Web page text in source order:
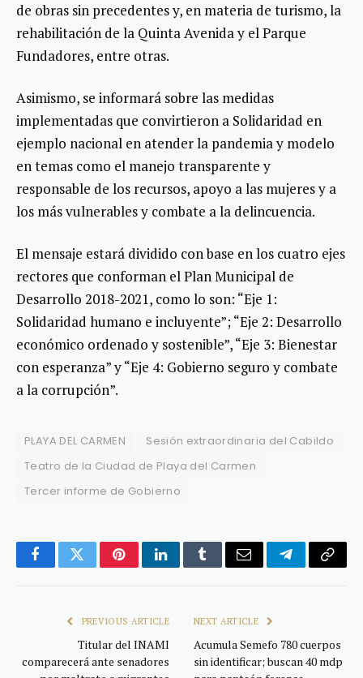
de obras sin precedentes y, en materia de turismo, la
rehabilitación de la Quinta Avenida y el Parque
Fundadores, entre otras.
Asimismo, se informará sobre las medidas
implementadas que convirtieron a Solidaridad en
ejemplo nacional en atender la pandemia y modelo
en temas como el manejo transparente y
responsable de los recursos, apoyo a las mujeres y a
los más vulnerables y combate a la delincuencia.
El mensaje estará dividido con base en los cuatro ejes
rectores que conforman el Plan Municipal de
Desarrollo 2018-2021, como lo son: “Eje 1:
Solidaridad humano e incluyente”; “Eje 2: Desarrollo
económico ordenado y sostenible”, “Eje 3: Bienestar
con esperanza” y “Eje 4: Gobierno seguro y combate
a la corrupción”.
PLAYA DEL CARMEN
Sesión extraordinaria del Cabildo
Teatro de la Ciudad de Playa del Carmen
Tercer informe de Gobierno
FacebookTwitterPinterestLinkedInTumblrEmail TelegramCopy
PREVIOUS ARTICLE
Titular del INAMI
comparecerá ante senadores
NEXT ARTICLE
Acumula Semefo 780 cuerpos
sin identificar; buscan 40 mdp